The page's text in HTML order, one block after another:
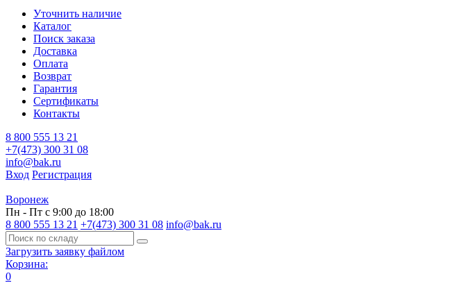
Уточнить наличие
Каталог
Поиск заказа
Доставка
Оплата
Возврат
Гарантия
Сертификаты
Контакты
8 800 555 13 21
+7(473) 300 31 08
info@bak.ru
Вход Регистрация
Воронеж
Пн - Пт с 9:00 до 18:00
8 800 555 13 21 +7(473) 300 31 08 info@bak.ru
Загрузить заявку файлом
Корзина:
0